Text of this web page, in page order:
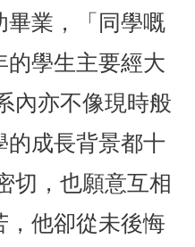
業，「同學嘅
學生主要經大
內亦不像現時般
成長背景都十
切，也願意互相
他卻從未後悔